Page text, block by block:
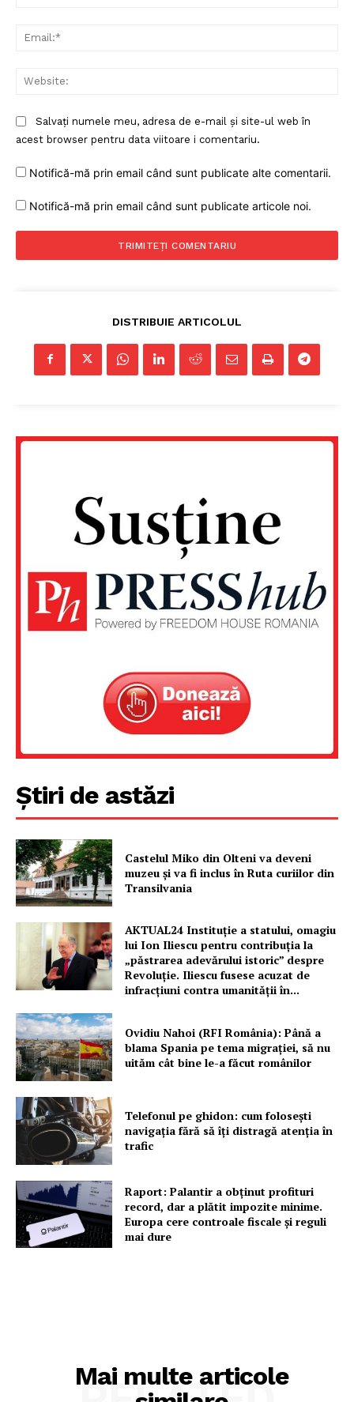
Un proiect
FREEDOM HOUSE ROMÂNIA
Proiecte editoriale
Salvați numele meu, adresa de e-mail și site-ul web în
acest browser pentru data viitoare i comentariu.
Notifică-mă prin email când sunt publicate alte comentarii.
Notifică-mă prin email când sunt publicate articole noi.
DISTRIBUIE ARTICOLUL
Știri de astăzi
Castelul Miko din Olteni va deveni
muzeu şi va fi inclus în Ruta curiilor din
Transilvania
AKTUAL24 Instituție a statului, omagiu
lui Ion Iliescu pentru contribuția la
„păstrarea adevărului istoric” despre
Revoluție. Iliescu fusese acuzat de
infracțiuni contra umanității în...
Ovidiu Nahoi (RFI România): Până a
blama Spania pe tema migrației, să nu
uităm cât bine le-a făcut românilor
Telefonul pe ghidon: cum folosești
navigația fără să îți distragă atenția în
trafic
Raport: Palantir a obținut profituri
record, dar a plătit impozite minime.
Europa cere controale fiscale și reguli
mai dure
Mai multe articole